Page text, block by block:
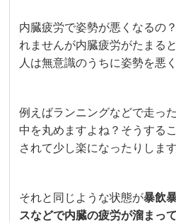
内臓疲労で姿勢が悪くなるの
れませんが内臓疲労がたまる
人は無意識のうちに姿勢を悪
例えばランニングなどで走っ
中を丸めますよね？そうする
されて少し楽になったりします
それと同じような状態が暴飲
スなどで内臓の疲労が溜まっ